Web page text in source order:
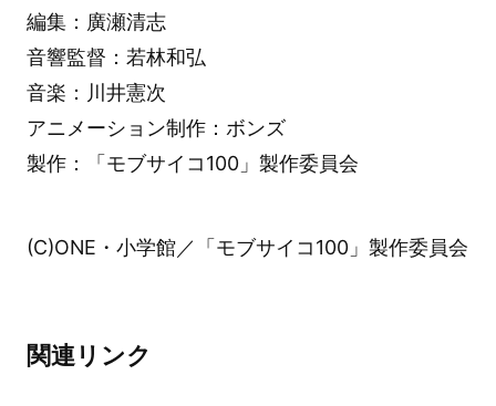
編集：廣瀬清志
音響監督：若林和弘
音楽：川井憲次
アニメーション制作：ボンズ
製作：「モブサイコ100」製作委員会
(C)ONE・小学館／「モブサイコ100」製作委員会
関連リンク